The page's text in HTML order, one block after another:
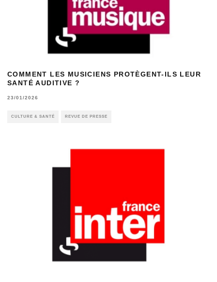
COMMENT LES MUSICIENS PROTÈGENT-ILS LEUR
SANTÉ AUDITIVE ?
23/01/2026
CULTURE & SANTÉ REVUE DE PRESSE